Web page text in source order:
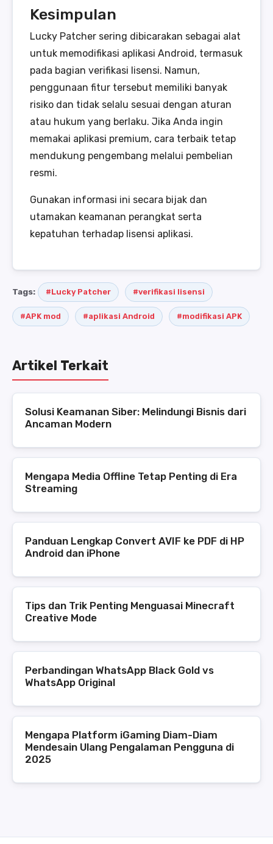
Kesimpulan
Lucky Patcher sering dibicarakan sebagai alat
untuk memodifikasi aplikasi Android, termasuk
pada bagian verifikasi lisensi. Namun,
penggunaan fitur tersebut memiliki banyak
risiko dan tidak selalu sesuai dengan aturan
atau hukum yang berlaku. Jika Anda ingin
memakai aplikasi premium, cara terbaik tetap
mendukung pengembang melalui pembelian
resmi.
Gunakan informasi ini secara bijak dan
utamakan keamanan perangkat serta
kepatuhan terhadap lisensi aplikasi.
Tags: #Lucky Patcher #verifikasi lisensi
#APK mod #aplikasi Android #modifikasi APK
Artikel Terkait
Solusi Keamanan Siber: Melindungi Bisnis dari
Ancaman Modern
Mengapa Media Offline Tetap Penting di Era
Streaming
Panduan Lengkap Convert AVIF ke PDF di HP
Android dan iPhone
Tips dan Trik Penting Menguasai Minecraft
Creative Mode
Perbandingan WhatsApp Black Gold vs
WhatsApp Original
Mengapa Platform iGaming Diam-Diam
Mendesain Ulang Pengalaman Pengguna di
2025